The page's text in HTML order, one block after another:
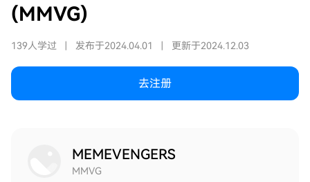
(MMVG)
139人学过 发布于2024.04.01 更新于2024.12.03
去注册
MEMEVENGERS
MMVG